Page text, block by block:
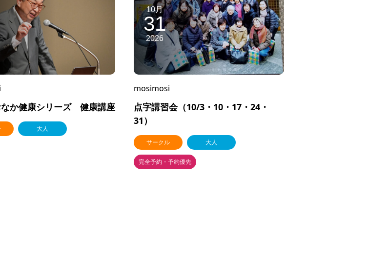
か健康シリーズ 健康講座
大人
10月
31
2026
mosimosi
点字講習会（10/3・10・17・24・
31）
サークル 大人
完全予約・予約優先